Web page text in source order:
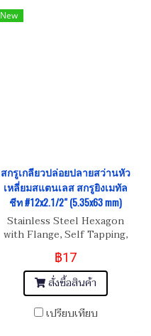
New
สกรูเกลียวปล่อยปลายสว่านหัว
เหลี่ยมสแตนเลส สกรูยิงเมทัล
ชีท #12x2.1/2" (5.35x63 mm)
Stainless Steel Hexagon
with Flange, Self Tapping,
Metal Sheet Screw
#12x2.1/2" ( 5.35x63.5 mm)
฿17
สั่งซื้อสินค้า
เปรียบเทียบ